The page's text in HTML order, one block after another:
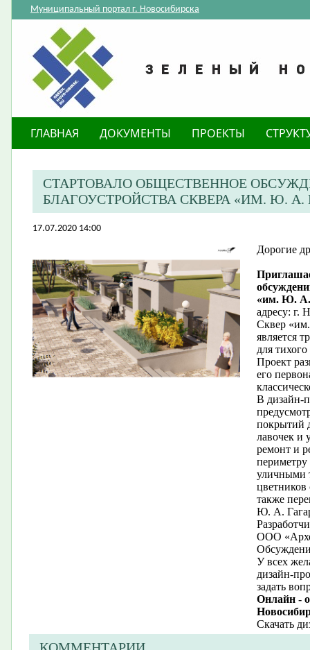
Муниципальный портал г. Новосибирска
ГЛАВНАЯ ДОКУМЕНТЫ ПРОЕКТЫ
СТАРТОВАЛО ОБЩЕСТВЕННОЕ
БЛАГОУСТРОЙСТВА СКВЕРА «ИМ. Ю. А.
17.07.2020 14:00
Дорогие
«им. Ю. А.
адресу: г.
Сквер
является
для
Проект
его
В дизайн-
покрытий
лавочек и
ремонт и
периметру
уличными
цветников
также
Ю. А.
ООО
У всех
дизайн-
задать
Онлайн -
Скачать